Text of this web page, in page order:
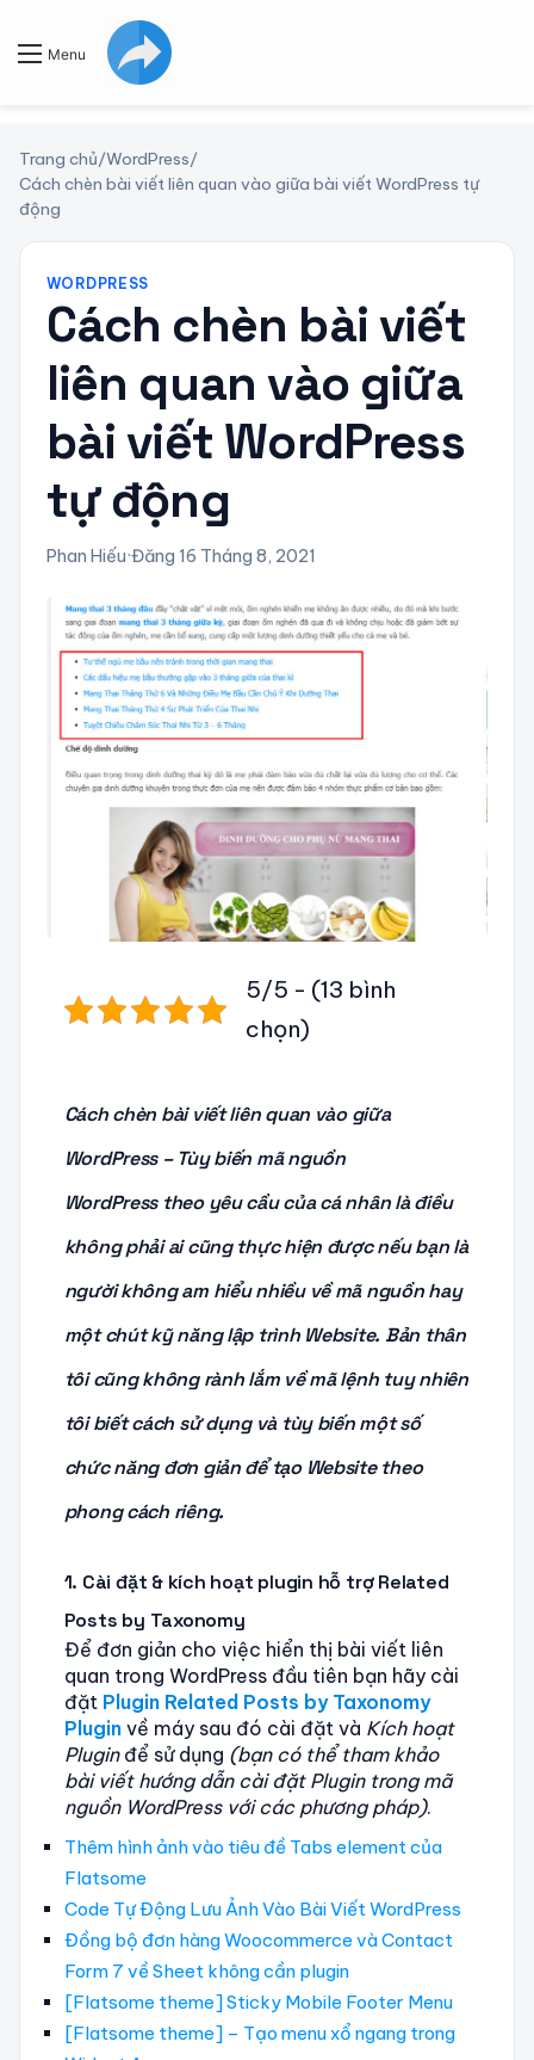
Menu
Trang chủ/WordPress/
Cách chèn bài viết liên quan vào giữa bài viết WordPress tự
động
WORDPRESS
Cách chèn bài viết
liên quan vào giữa
bài viết WordPress
tự động
Phan Hiếu·Đăng 16 Tháng 8, 2021
5/5 - (13 bình
chọn)
Cách chèn bài viết liên quan vào giữa
WordPress – Tùy biến mã nguồn
WordPress theo yêu cầu của cá nhân là điều
không phải ai cũng thực hiện được nếu bạn là
người không am hiểu nhiều về mã nguồn hay
một chút kỹ năng lập trình Website. Bản thân
tôi cũng không rành lắm về mã lệnh tuy nhiên
tôi biết cách sử dụng và tùy biến một số
chức năng đơn giản để tạo Website theo
phong cách riêng.
1. Cài đặt & kích hoạt plugin hỗ trợ Related
Posts by Taxonomy
Để đơn giản cho việc hiển thị bài viết liên
quan trong WordPress đầu tiên bạn hãy cài
đặt Plugin Related Posts by Taxonomy
Pluginvề máy sau đó cài đặt và Kích hoạt
Pluginđể sử dụng (bạn có thể tham khảo
bài viết hướng dẫn cài đặt Plugin trong mã
nguồn WordPress với các phương pháp).
Thêm hình ảnh vào tiêu đề Tabs element của
Flatsome
Code Tự Động Lưu Ảnh Vào Bài Viết WordPress
Đồng bộ đơn hàng Woocommerce và Contact
Form 7 về Sheet không cần plugin
[Flatsome theme] Sticky Mobile Footer Menu
[Flatsome theme] – Tạo menu xổ ngang trong